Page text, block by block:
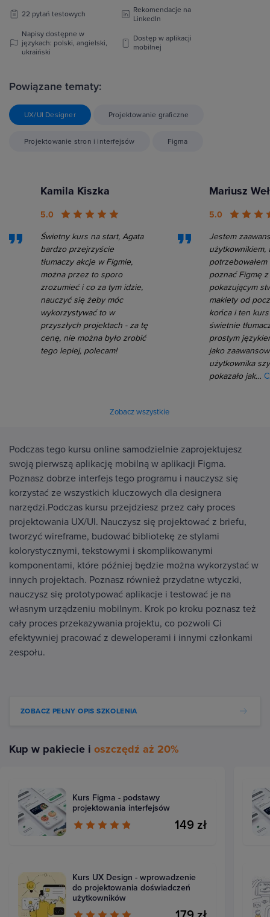
22 pytań testowych
Rekomendacje na
LinkedIn
Napisy dostępne w
językach: polski, angielski,
ukraiński
Dostęp w aplikacji
mobilnej
Powiązane tematy:
UX/UI Designer Projektowanie graficzne
Projektowanie stron i interfejsów Figma
Kamila Kiszka
5.0
Świetny kurs na start, Agata
bardzo przejrzyście
tłumaczy akcje w Figmie,
można przez to sporo
zrozumieć i co za tym idzie,
nauczyć się żeby móc
wykorzystywać to w
przyszłych projektach - za tę
cenę, nie można było zrobić
tego lepiej, polecam!
Mariusz
5.0
Jestem
użytkownikiem,
poznać Figmę
pokazującym
makiety od
końca i ten
świetnie
prostym
jako
użytkownika
pokazało jak…
Zobacz wszystkie
Podczas tego kursu online samodzielnie zaprojektujesz
swoją pierwszą aplikację mobilną w aplikacji Figma.
Poznasz dobrze interfejs tego programu i nauczysz się
korzystać ze wszystkich kluczowych dla designera
narzędzi.Podczas kursu przejdziesz przez cały proces
projektowania UX/UI. Nauczysz się projektować z briefu,
tworzyć wireframe, budować bibliotekę ze stylami
kolorystycznymi, tekstowymi i skomplikowanymi
komponentami, które później będzie można wykorzystać w
innych projektach. Poznasz również przydatne wtyczki,
nauczysz się prototypować aplikacje i testować je na
własnym urządzeniu mobilnym. Krok po kroku poznasz też
cały proces przekazywania projektu, co pozwoli Ci
efektywniej pracować z deweloperami i innymi członkami
zespołu.
ZOBACZ PEŁNY OPIS SZKOLENIA
Kup w pakiecie i oszczędź aż 20%
Kurs Figma - podstawy
projektowania interfejsów
149 zł
Kurs UX Design - wprowadzenie
do projektowania doświadczeń
użytkowników